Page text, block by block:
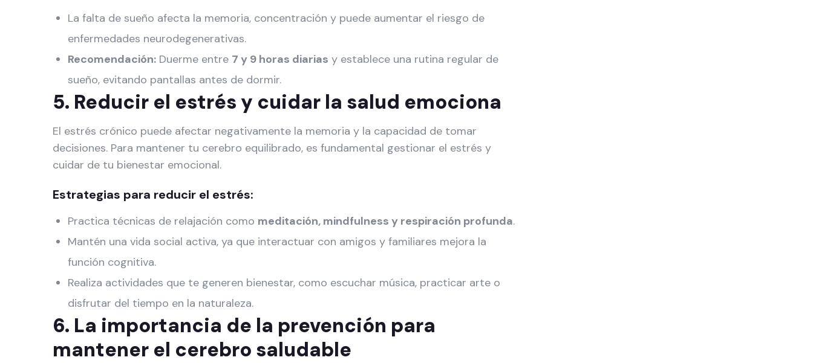
La falta de sueño afecta la memoria, concentración y puede aumentar el riesgo de
enfermedades neurodegenerativas.
Recomendación: Duerme entre 7 y 9 horas diarias y establece una rutina regular de
sueño, evitando pantallas antes de dormir.
5. Reducir el estrés y cuidar la salud emociona
El estrés crónico puede afectar negativamente la memoria y la capacidad de tomar
decisiones. Para mantener tu cerebro equilibrado, es fundamental gestionar el estrés y
cuidar de tu bienestar emocional.
Estrategias para reducir el estrés:
Practica técnicas de relajación como meditación, mindfulness y respiración profunda.
Mantén una vida social activa, ya que interactuar con amigos y familiares mejora la
función cognitiva.
Realiza actividades que te generen bienestar, como escuchar música, practicar arte o
disfrutar del tiempo en la naturaleza.
6. La importancia de la prevención para
mantener el cerebro saludable